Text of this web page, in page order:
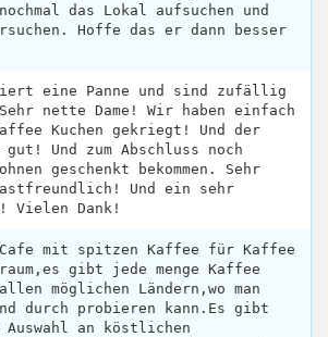
das Lokal aufsuchen und
Hoffe das er dann besser
eine Panne und sind zufällig
nette Dame! Wir haben einfach
Kuchen gekriegt! Und der
Und zum Abschluss noch
geschenkt bekommen. Sehr
Und ein sehr
Vielen Dank!
mit spitzen Kaffee für Kaffee
gibt jede menge Kaffee
möglichen Ländern,wo man
durch probieren kann.Es gibt
Auswahl an köstlichen